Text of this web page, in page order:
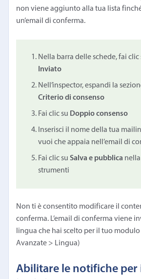
non viene aggiunto alla tua lista
un’email di conferma.
Nella barra delle schede, fai
Inviato
Nell’inspector, espandi la
Criterio di consenso
Fai clic su Doppio consenso
Inserisci il nome della tua
vuoi che appaia nell’email di
Fai clic su Salva e pubblica
strumenti
Non ti è consentito modificare il
conferma. L’email di conferma viene
lingua che hai scelto per il tuo
Avanzate > Lingua)
Abilitare le notifiche per